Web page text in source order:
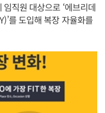
직원 대상으로 ‘에브리데
를 도입해 복장 자율화를